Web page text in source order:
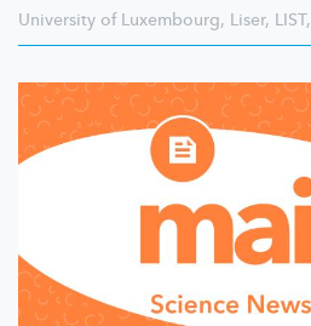
University of Luxembourg, Liser, LIST,